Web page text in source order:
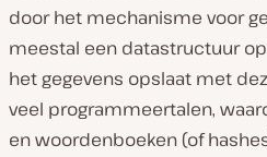
door het mechanisme voor
meestal een datastructuur
het gegevens opslaat met
veel programmeertalen,
en woordenboeken (of